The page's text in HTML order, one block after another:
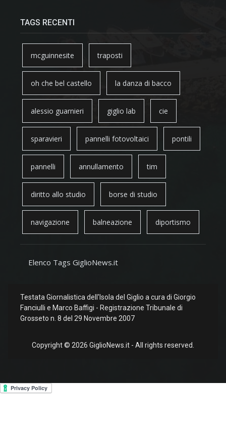
TAGS RECENTI
mcguinnesite traposti
oh che bel castello la danza di bacco
alessio guarnieri giglio lab cie
sparavieri pannelli fotovoltaici pontili
pannelli annullamento tim
diritto allo studio borse di studio
navigazione balneazione diportismo
Elenco Tags GiglioNews.it
Testata Giornalistica dell'Isola del Giglio a cura di Giorgio
Fanciulli e Marco Baffigi - Registrazione Tribunale di
Grosseto n. 8 del 29 Novembre 2007
Copyright © 2026 GiglioNews.it - All rights reserved.